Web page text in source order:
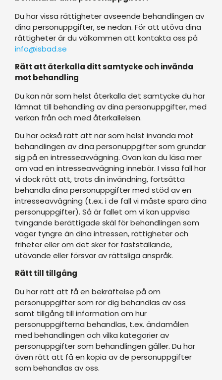
Du har vissa rättigheter avseende behandlingen av
dina personuppgifter, se nedan. För att utöva dina
rättigheter är du välkommen att kontakta oss på
info@isbad.se
Rätt att återkalla ditt samtycke och invända
mot behandling
Du kan när som helst återkalla det samtycke du har
lämnat till behandling av dina personuppgifter, med
verkan från och med återkallelsen.
Du har också rätt att när som helst invända mot
behandlingen av dina personuppgifter som grundar
sig på en intresseavvägning. Ovan kan du läsa mer
om vad en intresseavvägning innebär. I vissa fall har
vi dock rätt att, trots din invändning, fortsätta
behandla dina personuppgifter med stöd av en
intresseavvägning (t.ex. i de fall vi måste spara dina
personuppgifter). Så är fallet om vi kan uppvisa
tvingande berättigade skäl för behandlingen som
väger tyngre än dina intressen, rättigheter och
friheter eller om det sker för fastställande,
utövande eller försvar av rättsliga anspråk.
Rätt till tillgång
Du har rätt att få en bekräftelse på om
personuppgifter som rör dig behandlas av oss
samt tillgång till information om hur
personuppgifterna behandlas, t.ex. ändamålen
med behandlingen och vilka kategorier av
personuppgifter som behandlingen gäller. Du har
även rätt att få en kopia av de personuppgifter
som behandlas av oss.